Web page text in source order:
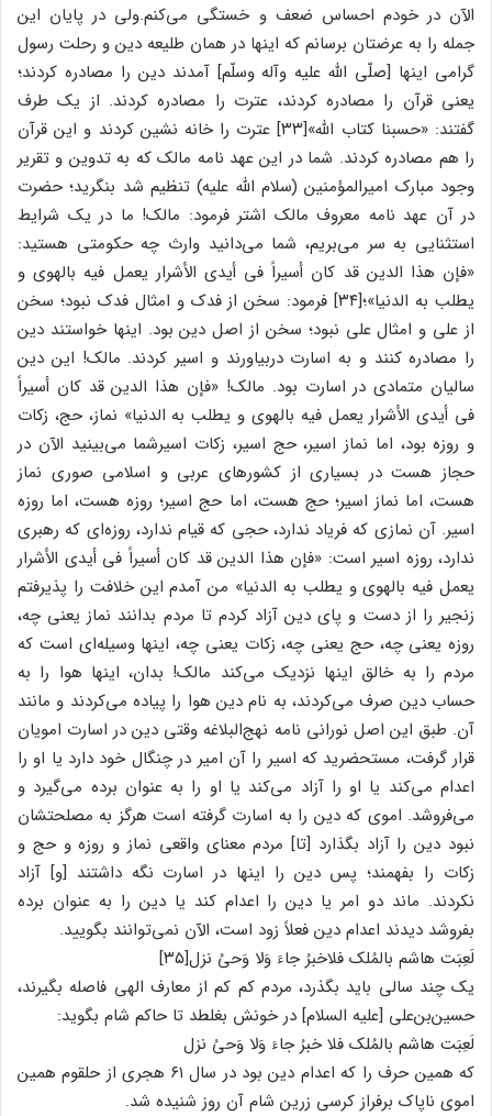
الآن در خودم احساس ضعف و خستگی می‌کنم.ولی در پایان این
جمله را به عرضتان برسانم که اینها در همان طلیعه دین و رحلت رسول
گرامی اینها [صلّی الله علیه وآله وسلّم] آمدند دین را مصادره کردند؛
یعنی قرآن را مصادره کردند، عترت را مصادره کردند. از یک طرف
گفتند: «حسبنا کتاب الله»[۳۳] عترت را خانه نشین کردند و این قرآن
را هم مصادره کردند. شما در این عهد نامه مالک که به تدوین و تقریر
وجود مبارک امیرالمؤمنین (سلام الله علیه) تنظیم شد بنگرید؛ حضرت
در آن عهد نامه معروف مالک اشتر فرمود: مالک! ما در یک شرایط
استثنایی به سر می‌بریم، شما می‌دانید وارث چه حکومتی هستید:
«فإن هذا الدین قد کان أسیراً فی أیدی الأشرار یعمل فیه بالهوی و
یطلب به الدنیا»؛[۳۴] فرمود: سخن از فدک و امثال فدک نبود؛ سخن
از علی و امثال علی نبود؛ سخن از اصل دین بود. اینها خواستند دین
را مصادره کنند و به اسارت دربیاورند و اسیر کردند. مالک! این دین
سالیان متمادی در اسارت بود. مالک! «فإن هذا الدین قد کان أسیراً
فی أیدی الأشرار یعمل فیه بالهوی و یطلب به الدنیا» نماز، حج، زکات
و روزه بود، اما نماز اسیر، حج اسیر، زکات اسیرشما می‌بینید الآن در
حجاز هست در بسیاری از کشورهای عربی و اسلامی صوری نماز
هست، اما نماز اسیر؛ حج هست، اما حج اسیر؛ روزه هست، اما روزه
اسیر. آن نمازی که فریاد ندارد، حجی که قیام ندارد، روزه‌ای که رهبری
ندارد، روزه اسیر است: «فإن هذا الدین قد کان أسیراً فی أیدی الأشرار
یعمل فیه بالهوی و یطلب به الدنیا» من آمدم این خلافت را پذیرفتم
زنجیر را از دست و پای دین آزاد کردم تا مردم بدانند نماز یعنی چه،
روزه یعنی چه، حج یعنی چه، زکات یعنی چه، اینها وسیله‌ای است که
مردم را به خالق اینها نزدیک می‌کند مالک! بدان، اینها هوا را به
حساب دین صرف می‌کردند، به نام دین هوا را پیاده می‌کردند و مانند
آن. طبق این اصل نورانی نامه نهج‌البلاغه وقتی دین در اسارت امویان
قرار گرفت، مستحضرید که اسیر را آن امیر در چنگال خود دارد یا او را
اعدام می‌کند یا او را آزاد می‌کند یا او را به عنوان برده می‌گیرد و
می‌فروشد. اموی که دین را به اسارت گرفته است هرگز به مصلحتشان
نبود دین را آزاد بگذارد [تا] مردم معنای واقعی نماز و روزه و حج و
زکات را بفهمند؛ پس دین را اینها در اسارت نگه داشتند [و] آزاد
نکردند. ماند دو امر یا دین را اعدام کند یا دین را به عنوان برده
بفروشد دیدند اعدام دین فعلاً زود است، الآن نمی‌توانند بگویید.
لَعِبَت هاشم بالمُلک فلاخبرُ جاءَ وَلا وَحیُ نزل[۳۵]
یک چند سالی باید بگذرد، مردم کم کم از معارف الهی فاصله بگیرند،
حسین‌بن‌علی [علیه السلام] در خونش بغلطد تا حاکم شام بگوید:
لَعِبَت هاشم بالمُلک فلا خبرُ جاءَ وَلا وَحیُ نزل
که همین حرف را که اعدام دین بود در سال ۶۱ هجری از حلقوم همین
اموی ناپاک برفراز کرسی زرین شام آن روز شنیده شد.